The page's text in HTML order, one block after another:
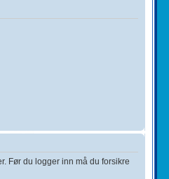
Før du logger inn må du forsikre